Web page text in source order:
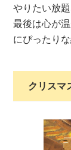
やりたい放
最後は心が
にぴったりな
クリスマ